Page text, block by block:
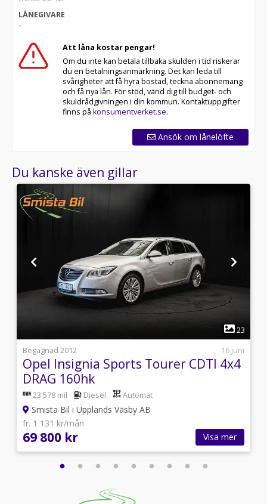
Stort utbud av bilar
Besök gärna vår hemsida www.smistabil.se för att se
hela vårt aktuella lager. Vi har hög omsättning på våra
bilar, så utbudet uppdateras regelbundet. Hos oss är
chansen stor att du hittar en bil som passar just dina
Varmt välkommen till Smista Bil i Upplands Väsby – vi
ser fram emot att hjälpa dig hitta din nästa bil!
tjänster? Tveka inte att kontakta oss!
LÅNEGIVARE
-
Att låna kostar pengar!
Om du inte kan betala tillbaka skulden i tid riskerar
du en betalningsanmärkning. Det kan leda till
svårigheter att få hyra bostad, teckna abonnemang
och få nya lån. För stöd, vänd dig till budget- och
skuldrådgivningen i din kommun. Kontaktuppgifter
finns på konsumentverket.se.
Ansök om lånelöfte
Du kanske även gillar
23
Begagnad 2012
16 juni
Opel Insignia Sports Tourer CDTI 4x4
DRAG 160hk
23 578 mil Diesel Automat
Smista Bil i Upplands Väsby AB
fr. 1 131 kr/mån
69 800 kr Visa mer